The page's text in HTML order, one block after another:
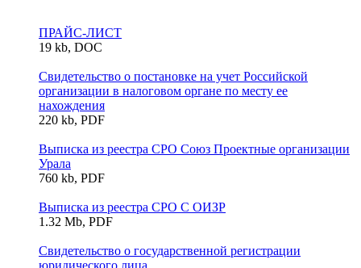
ПРАЙС-ЛИСТ
19 kb, DOC
Свидетельство о постановке на учет Российской
организации в налоговом органе по месту ее
нахождения
220 kb, PDF
Выписка из реестра СРО Союз Проектные организации
Урала
760 kb, PDF
Выписка из реестра СРО С ОИЗР
1.32 Mb, PDF
Свидетельство о государственной регистрации
юридического лица